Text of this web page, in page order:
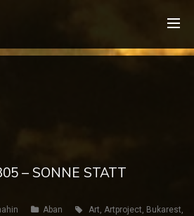
– SONNE STATT
Aban Art, Artproject, Bukarest,